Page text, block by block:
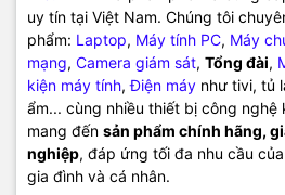
uy tín tại Việt Nam. Chúng tôi
phẩm: Laptop, Máy tính PC, Máy
mạng, Camera giám sát, Tổng đài,
kiện máy tính,Điện máy như tivi, tủ
ẩm... cùng nhiều thiết bị công nghệ
mang đến sản phẩm chính hãng,
nghiệp, đáp ứng tối đa nhu cầu
gia đình và cá nhân.